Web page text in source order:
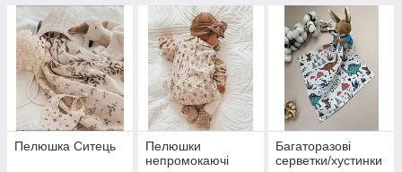
Пелюшка Ситець
Пелюшки
непромокаючі
Багаторазові
серветки/хустинки